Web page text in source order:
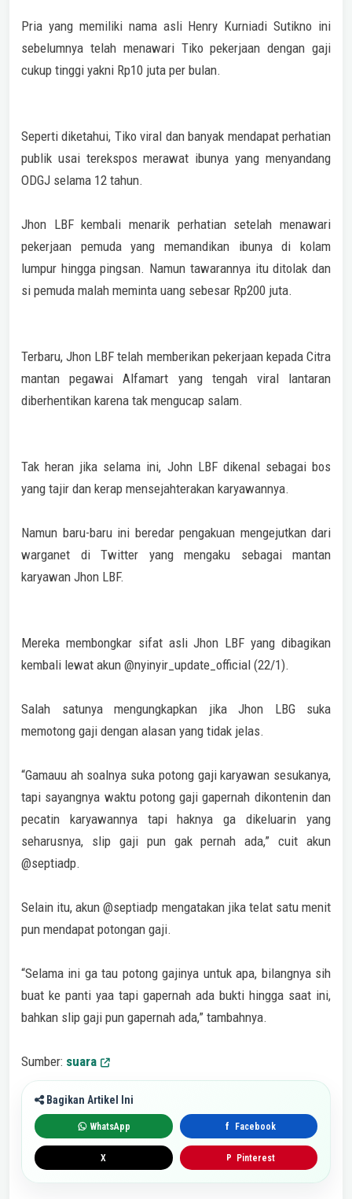
Pria yang memiliki nama asli Henry Kurniadi Sutikno ini
sebelumnya telah menawari Tiko pekerjaan dengan gaji
cukup tinggi yakni Rp10 juta per bulan.
Seperti diketahui, Tiko viral dan banyak mendapat perhatian
publik usai terekspos merawat ibunya yang menyandang
ODGJ selama 12 tahun.
Jhon LBF kembali menarik perhatian setelah menawari
pekerjaan pemuda yang memandikan ibunya di kolam
lumpur hingga pingsan. Namun tawarannya itu ditolak dan
si pemuda malah meminta uang sebesar Rp200 juta.
Terbaru, Jhon LBF telah memberikan pekerjaan kepada Citra
mantan pegawai Alfamart yang tengah viral lantaran
diberhentikan karena tak mengucap salam.
Tak heran jika selama ini, John LBF dikenal sebagai bos
yang tajir dan kerap mensejahterakan karyawannya.
Namun baru-baru ini beredar pengakuan mengejutkan dari
warganet di Twitter yang mengaku sebagai mantan
karyawan Jhon LBF.
Mereka membongkar sifat asli Jhon LBF yang dibagikan
kembali lewat akun @nyinyir_update_official (22/1).
Salah satunya mengungkapkan jika Jhon LBG suka
memotong gaji dengan alasan yang tidak jelas.
“Gamauu ah soalnya suka potong gaji karyawan sesukanya,
tapi sayangnya waktu potong gaji gapernah dikontenin dan
pecatin karyawannya tapi haknya ga dikeluarin yang
seharusnya, slip gaji pun gak pernah ada,” cuit akun
@septiadp.
Selain itu, akun @septiadp mengatakan jika telat satu menit
pun mendapat potongan gaji.
“Selama ini ga tau potong gajinya untuk apa, bilangnya sih
buat ke panti yaa tapi gapernah ada bukti hingga saat ini,
bahkan slip gaji pun gapernah ada,” tambahnya.
Sumber: suara
Bagikan Artikel Ini
WhatsApp f Facebook
X P Pinterest